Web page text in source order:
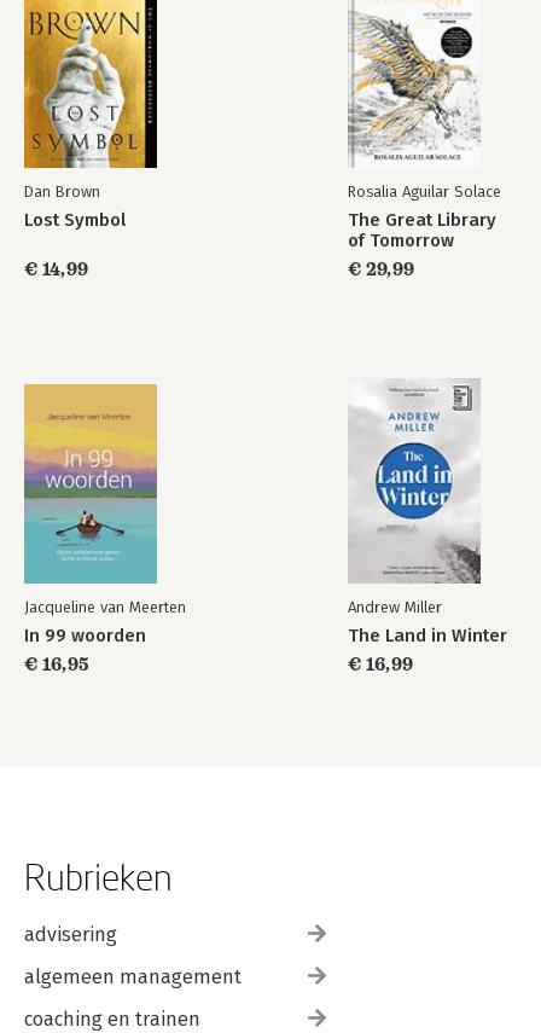
Dan Brown
Lost Symbol
€ 14,99
Rosalia Aguilar Solace
The Great Library
of Tomorrow
€ 29,99
Jacqueline van Meerten
In 99 woorden
€ 16,95
Andrew Miller
The Land in Winter
€ 16,99
Rubrieken
advisering
algemeen management
coaching en trainen